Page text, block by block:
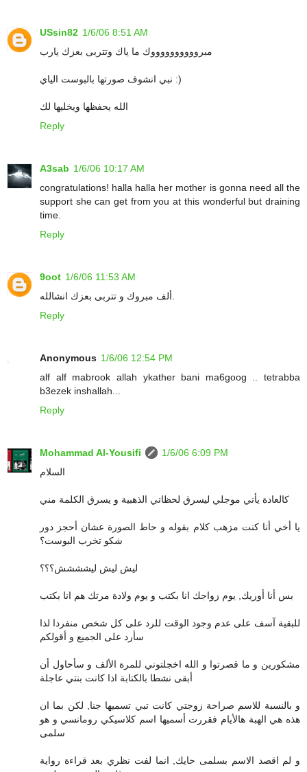
USsin82 1/6/06 8:51 AM
مبرووووووووووك ما ياك وتتربى بعزك يارب
نبي انشوف صورتها بالبوست الياي :)
الله يحفظها ويخليها لك
Reply
A3sab 1/6/06 10:17 AM
congratulations! halla halla her mother is gonna need all the
support she can get from you at this wonderful but draining
time.
Reply
9oot 1/6/06 11:53 AM
Reply
Anonymous 1/6/06 12:54 PM
alf alf mabrook allah ykather bani ma6goog .. tetrabba
b3ezek inshallah...
Reply
Mohammad Al-Yousifi
1/6/06 6:09 PM
السلام
كالعادة يأتي موجلي ليسرق لحظاتي الذهبية و يسرق الكلمة مني
يا أخي أنا كنت مزهب كلام بقوله و حاط الصورة عشان أحجز دور
شكو تخرب البوست؟
ليش ليش ليشششش؟؟؟
بس أنا أوريك, يوم زواجك انا بكتب و يوم ولادة مرتك هم انا بكتب
للبقية آسف على عدم وجود الوقت للرد على كل شخص منفردا لذا
سأرد على الجميع و أقولكم
مشكورين و ما قصرتوا و الله اخجلتوني للمرة الألف و سأحاول أن
أبقى نشطا بالكتابة اذا كانت بنتي عاجلة
و بالنسبة للاسم صراحة زوجتي كانت تبي تسميها جنا, لكن بما ان
هذه هي الهبة هالأيام فقررت أسميها اسم كلاسيكي رومانسي و هو
سلمى
و لم اقصد الاسم بسلمى حايك, انما لفت نظري بعد قراءة رواية